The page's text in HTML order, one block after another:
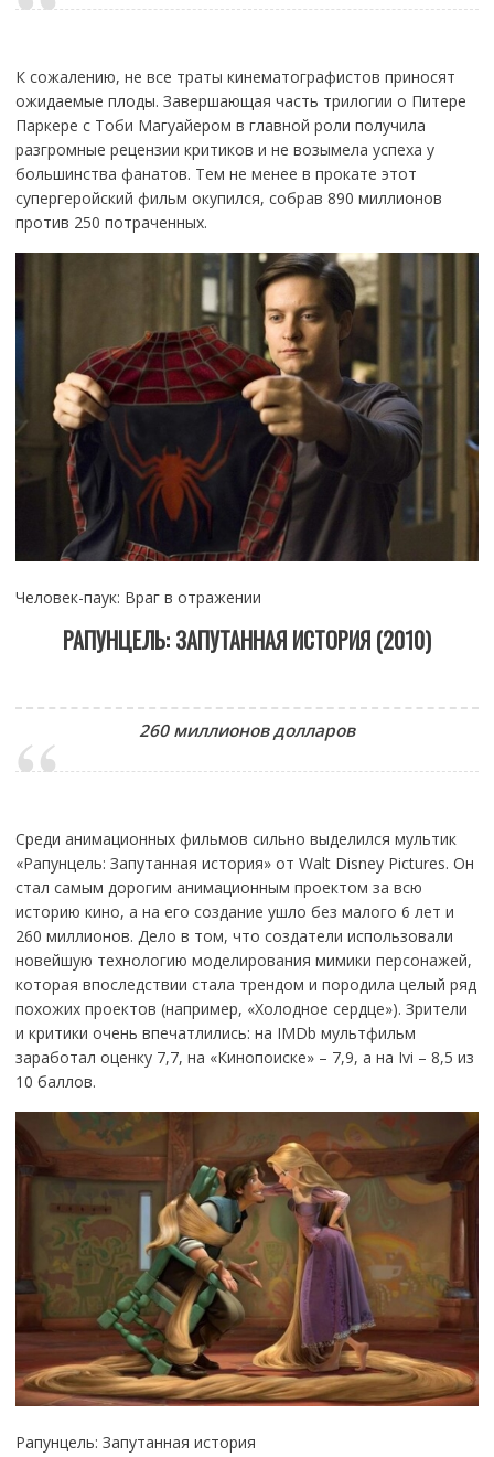
К сожалению, не все траты кинематографистов приносят
ожидаемые плоды. Завершающая часть трилогии о Питере
Паркере с Тоби Магуайером в главной роли получила
разгромные рецензии критиков и не возымела успеха у
большинства фанатов. Тем не менее в прокате этот
супергеройский фильм окупился, собрав 890 миллионов
против 250 потраченных.
Человек-паук: Враг в отражении
РАПУНЦЕЛЬ: ЗАПУТАННАЯ ИСТОРИЯ (2010)
260 миллионов долларов
Среди анимационных фильмов сильно выделился мультик
«Рапунцель: Запутанная история» от Walt Disney Pictures. Он
стал самым дорогим анимационным проектом за всю
историю кино, а на его создание ушло без малого 6 лет и
260 миллионов. Дело в том, что создатели использовали
новейшую технологию моделирования мимики персонажей,
которая впоследствии стала трендом и породила целый ряд
похожих проектов (например, «Холодное сердце»). Зрители
и критики очень впечатлились: на IMDb мультфильм
заработал оценку 7,7, на «Кинопоиске» – 7,9, а на Ivi – 8,5 из
10 баллов.
Рапунцель: Запутанная история